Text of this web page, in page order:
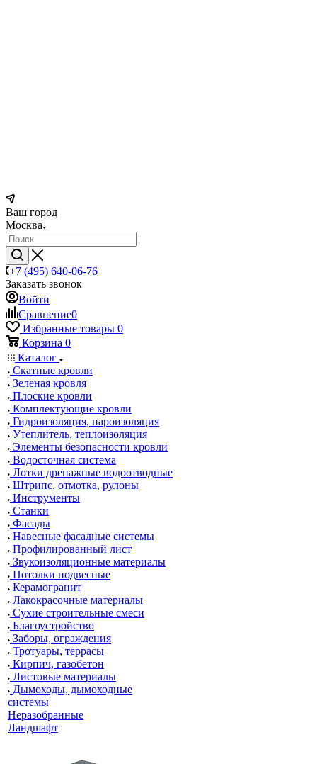
Ваш город
Москва
+7 (495) 640-06-76
Заказать звонок
Войти
Сравнение0
Избранные товары 0
Корзина 0
Каталог
Скатные кровли
Зеленая кровля
Плоские кровли
Комплектующие кровли
Гидроизоляция, пароизоляция
Утеплитель, теплоизоляция
Элементы безопасности кровли
Водосточная система
Лотки дренажные водоотводные
Штрипс, отмотка, рулоны
Инструменты
Станки
Фасады
Навесные фасадные системы
Профилированный лист
Звукоизоляционные материалы
Потолки подвесные
Керамогранит
Лакокрасочные материалы
Сухие строительные смеси
Благоустройство
Заборы, ограждения
Тротуары, террасы
Кирпич, газобетон
Листовые материалы
Дымоходы, дымоходные
системы
Неразобранные
Ландшафт